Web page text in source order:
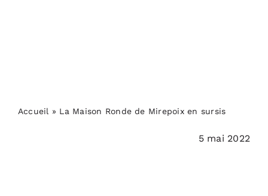
Accueil » La Maison Ronde de Mirepoix en sursis
5 mai 2022